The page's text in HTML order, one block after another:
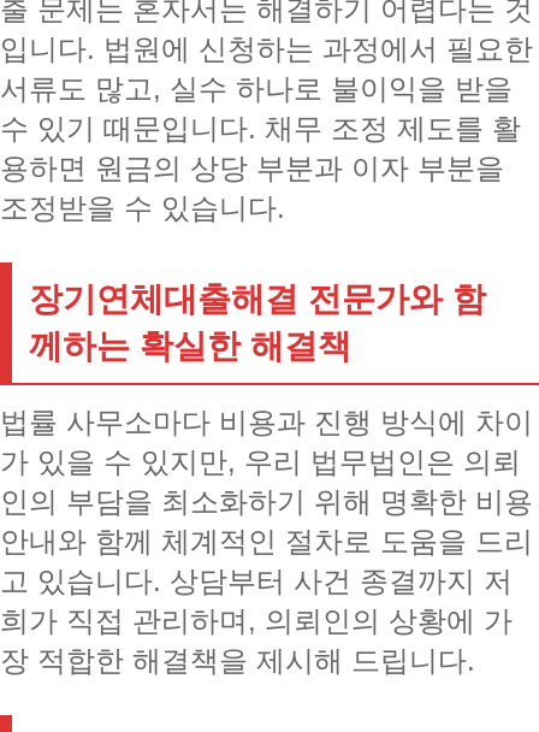
출 문제는 혼자서는 해결하기 어렵다는 것
입니다. 법원에 신청하는 과정에서 필요한
서류도 많고, 실수 하나로 불이익을 받을
수 있기 때문입니다. 채무 조정 제도를 활
용하면 원금의 상당 부분과 이자 부분을
조정받을 수 있습니다.
장기연체대출해결 전문가와 함
께하는 확실한 해결책
법률 사무소마다 비용과 진행 방식에 차이
가 있을 수 있지만, 우리 법무법인은 의뢰
인의 부담을 최소화하기 위해 명확한 비용
안내와 함께 체계적인 절차로 도움을 드리
고 있습니다. 상담부터 사건 종결까지 저
희가 직접 관리하며, 의뢰인의 상황에 가
장 적합한 해결책을 제시해 드립니다.